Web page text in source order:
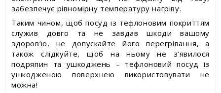
забезпечує рівномірну температуру нагріву.
Таким чином, щоб посуд із тефлоновим покриттям
служив довго та не завдав шкоди вашому
здоров’ю, не допускайте його перегрівання, а
також слідкуйте, щоб на ньому не з’явилося
подряпин та ушкоджень – тефлоновий посуд із
ушкодженою поверхнею використовувати не
можна!